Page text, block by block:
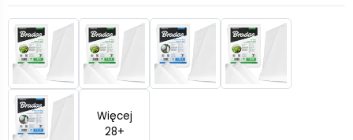
Więcej
28+